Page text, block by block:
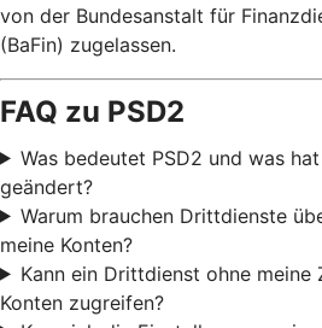
von der Bundesanstalt für
(BaFin) zugelassen.
FAQ zu PSD2
Was bedeutet PSD2 und was
geändert?
Warum brauchen Drittdienste
meine Konten?
Kann ein Drittdienst ohne meine
Konten zugreifen?